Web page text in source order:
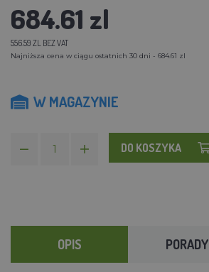
684.61 zl
556.59 ZL BEZ VAT
Najniższa cena w ciągu ostatnich 30 dni - 684.61 zl
W MAGAZYNIE
DO KOSZYKA
OPIS PORADY